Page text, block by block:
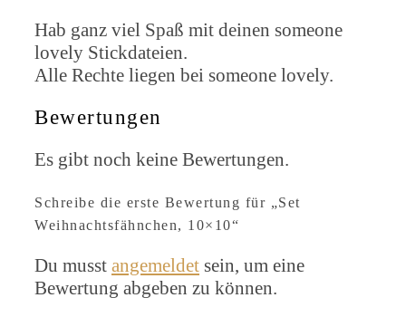
Hab ganz viel Spaß mit deinen someone
lovely Stickdateien.
Alle Rechte liegen bei someone lovely.
Bewertungen
Es gibt noch keine Bewertungen.
Schreibe die erste Bewertung für „Set
Weihnachtsfähnchen, 10×10“
Du musst angemeldet sein, um eine
Bewertung abgeben zu können.